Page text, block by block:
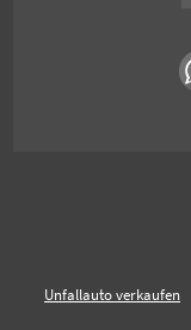
Unfallauto verkaufen